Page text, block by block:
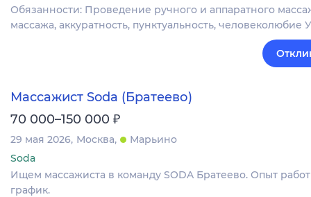
Обязанности: Проведение ручного и аппаратного
массажа, аккуратность, пунктуальность, человеколюбие
Массажист Soda (Братеево)
70 000–150 000 ₽
29 мая 2026 Москва
Марьино
Soda
Ищем массажиста в команду SODA Братеево. Опыт
график.